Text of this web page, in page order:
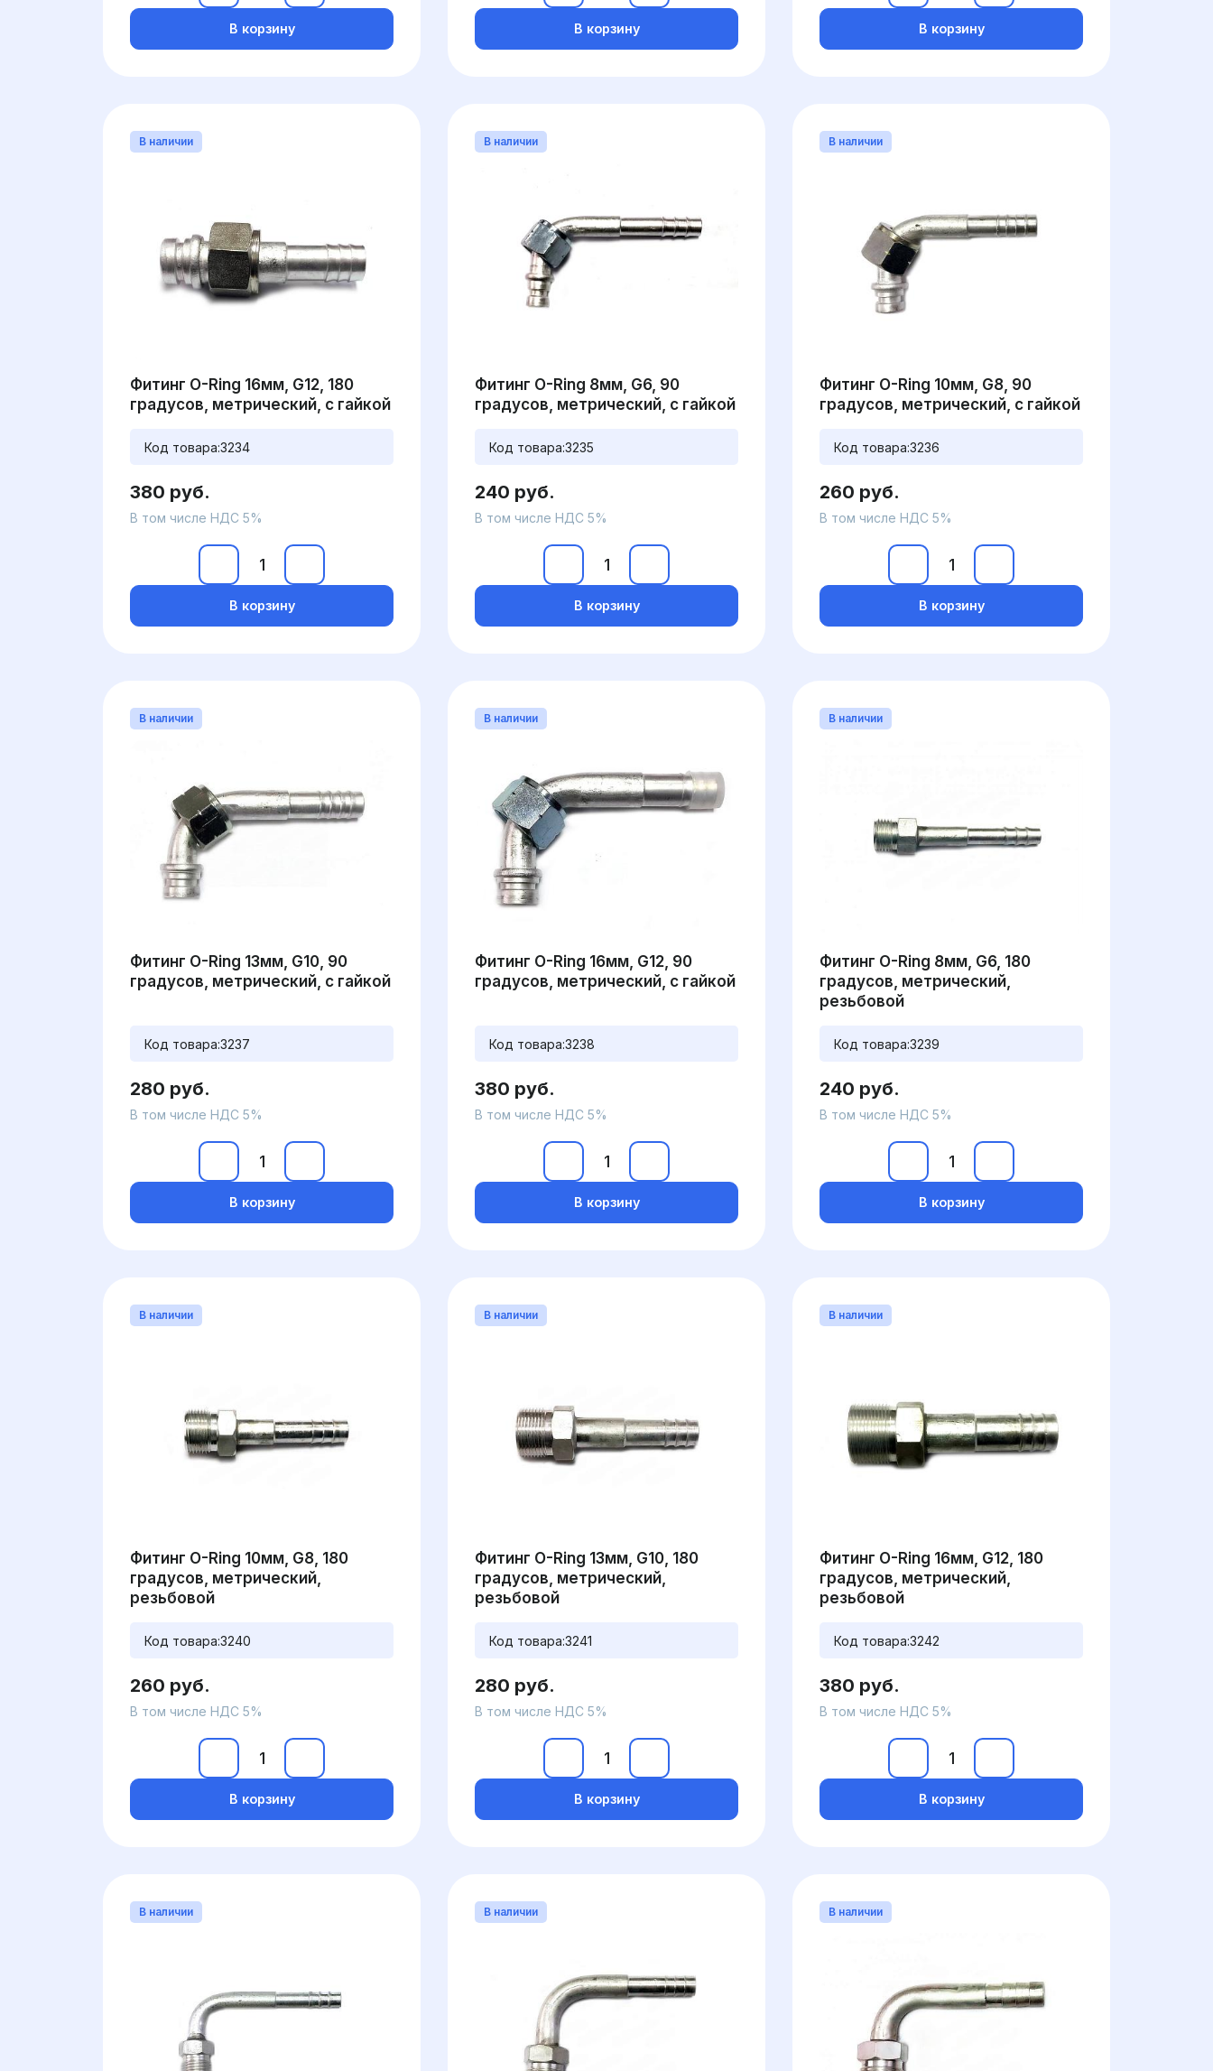
В корзину В корзину В корзину
В наличии
Фитинг O-Ring 16мм, G12, 180
градусов, метрический, с гайкой
Код товара:3234
380 руб.
В том числе НДС 5%
В корзину
В наличии
Фитинг O-Ring 8мм, G6, 90
градусов, метрический, с гайкой
Код товара:3235
240 руб.
В том числе НДС 5%
В корзину
В наличии
Фитинг O-Ring 10мм, G8, 90
градусов, метрический, с гайкой
Код товара:3236
260 руб.
В том числе НДС 5%
В корзину
В наличии
Фитинг O-Ring 13мм, G10, 90
градусов, метрический, с гайкой
Код товара:3237
280 руб.
В том числе НДС 5%
В корзину
В наличии
Фитинг O-Ring 16мм, G12, 90
градусов, метрический, с гайкой
Код товара:3238
380 руб.
В том числе НДС 5%
В корзину
В наличии
Фитинг O-Ring 8мм, G6, 180
градусов, метрический,
резьбовой
Код товара:3239
240 руб.
В том числе НДС 5%
В корзину
В наличии
Фитинг O-Ring 10мм, G8, 180
градусов, метрический,
резьбовой
Код товара:3240
260 руб.
В том числе НДС 5%
В корзину
В наличии
Фитинг O-Ring 13мм, G10, 180
градусов, метрический,
резьбовой
Код товара:3241
280 руб.
В том числе НДС 5%
В корзину
В наличии
Фитинг O-Ring 16мм, G12, 180
градусов, метрический,
резьбовой
Код товара:3242
380 руб.
В том числе НДС 5%
В корзину
В наличии В наличии В наличии